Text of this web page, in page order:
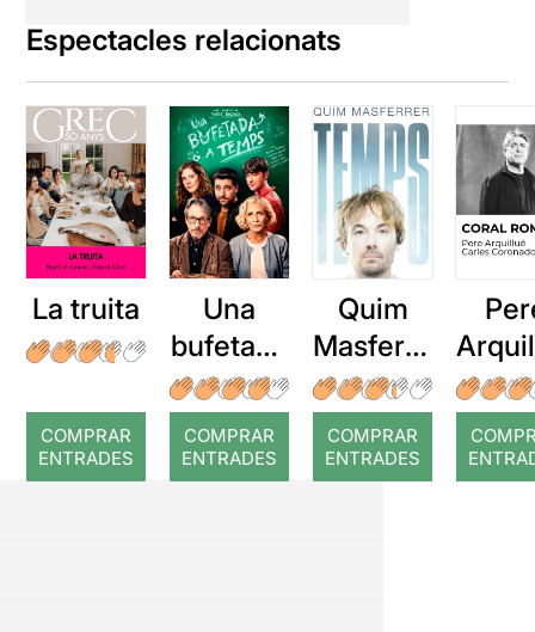
Espectacles relacionats
La truita
COMPRAR
ENTRADES
Una
bufetada
a temps
COMPRAR
ENTRADES
Quim
Masferre
r: Temps
COMPRAR
ENTRADES
: